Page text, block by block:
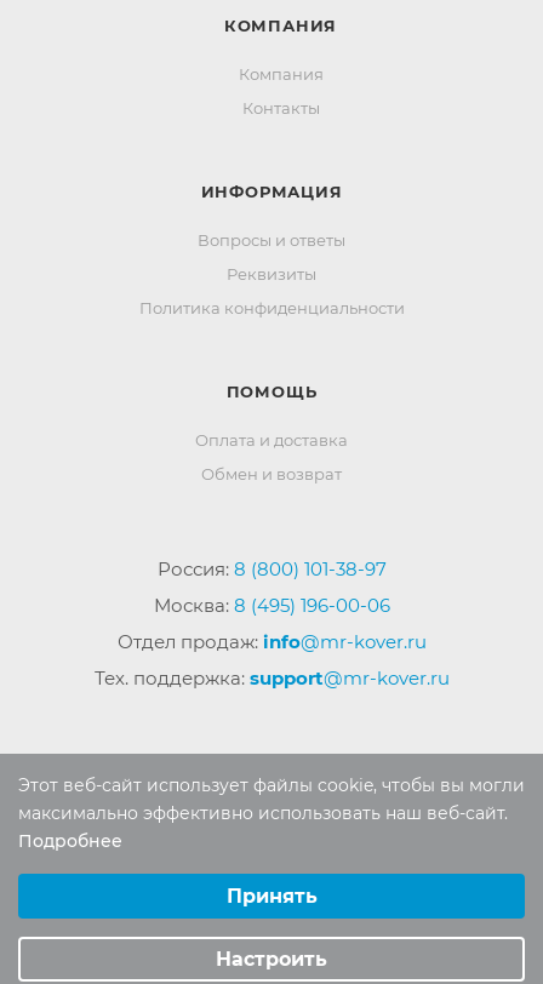
КОМПАНИЯ
Компания
Контакты
ИНФОРМАЦИЯ
Вопросы и ответы
Реквизиты
Политика конфиденциальности
ПОМОЩЬ
Оплата и доставка
Обмен и возврат
Россия: 8 (800) 101-38-97
Москва: 8 (495) 196-00-06
Отдел продаж: info@mr-kover.ru
Тех. поддержка: support@mr-kover.ru
2022-2026 © Интернет магазинMR-KOVER.RU
Авторские права защищены. Воспроизведение
материалов сайта без письменного разрешения
Этот веб-сайт использует файлы cookie, чтобы вы могли
максимально эффективно использовать наш веб-сайт.
Подробнее
Аналитические/Функциональные
Принять
Настроить